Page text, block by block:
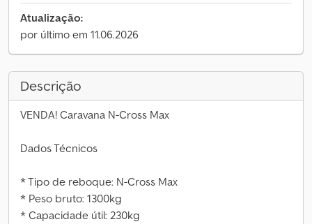
Atualização:
por último em 11.06.2026
Descrição
VENDA! Caravana N-Cross Max
Dados Técnicos
* Tipo de reboque: N-Cross Max
* Peso bruto: 1300kg
* Capacidade útil: 230kg